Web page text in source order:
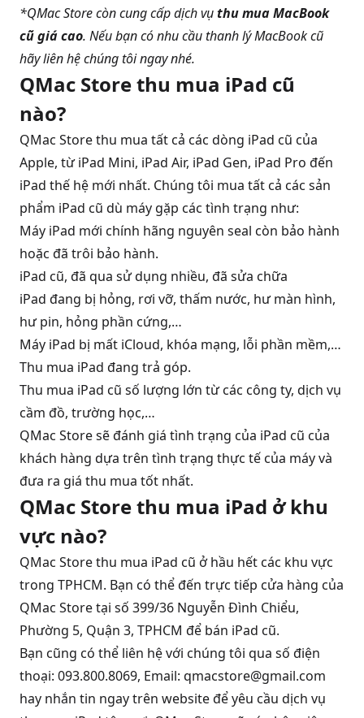
*QMac Store còn cung cấp dịch vụthu mua MacBook
cũ giá cao. Nếu bạn có nhu cầu thanh lý MacBook cũ
hãy liên hệ chúng tôi ngay nhé.
QMac Store thu mua iPad cũ
nào?
QMac Store thu mua tất cả các dòng iPad cũ của
Apple, từ iPad Mini, iPad Air, iPad Gen, iPad Pro đến
iPad thế hệ mới nhất. Chúng tôi mua tất cả các sản
phẩm iPad cũ dù máy gặp các tình trạng như:
Máy iPad mới chính hãng nguyên seal còn bảo hành
hoặc đã trôi bảo hành.
iPad cũ, đã qua sử dụng nhiều, đã sửa chữa
iPad đang bị hỏng, rơi vỡ, thấm nước, hư màn hình,
hư pin, hỏng phần cứng,…
Máy iPad bị mất iCloud, khóa mạng, lỗi phần mềm,…
Thu mua iPad đang trả góp.
Thu mua iPad cũ số lượng lớn từ các công ty, dịch vụ
cầm đồ, trường học,…
QMac Store sẽ đánh giá tình trạng của iPad cũ của
khách hàng dựa trên tình trạng thực tế của máy và
đưa ra giá thu mua tốt nhất.
QMac Store thu mua iPad ở khu
vực nào?
QMac Store thu mua iPad cũ ở hầu hết các khu vực
trong TPHCM. Bạn có thể đến trực tiếp cửa hàng của
QMac Store tại số 399/36 Nguyễn Đình Chiểu,
Phường 5, Quận 3, TPHCM để bán iPad cũ.
Bạn cũng có thể liên hệ với chúng tôi qua số điện
thoại: 093.800.8069, Email: qmacstore@gmail.com
hay nhắn tin ngay trên website để yêu cầu dịch vụ